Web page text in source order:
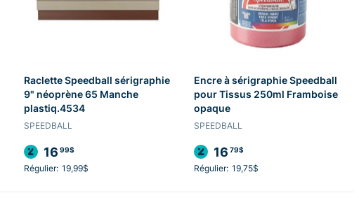
Raclette Speedball sérigraphie
9" néoprène 65 Manche
plastiq.4534
SPEEDBALL
16 99$
Régulier: 19,99$
Encre à sérigraphie Speedball
pour Tissus 250ml Framboise
opaque
SPEEDBALL
16 79$
Régulier: 19,75$